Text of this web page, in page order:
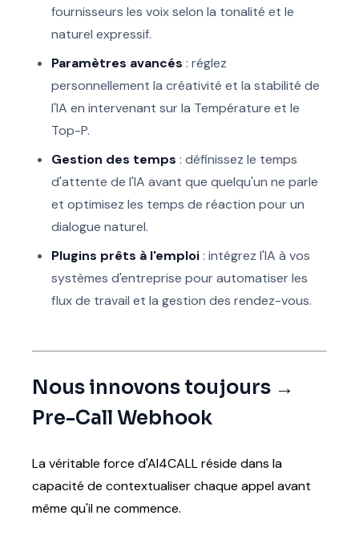
fournisseurs les voix selon la tonalité et le
naturel expressif.
Paramètres avancés : réglez
personnellement la créativité et la stabilité de
l'IA en intervenant sur la Température et le
Top-P.
Gestion des temps : définissez le temps
d'attente de l'IA avant que quelqu'un ne parle
et optimisez les temps de réaction pour un
dialogue naturel.
Plugins prêts à l'emploi: intégrez l'IA à vos
systèmes d'entreprise pour automatiser les
flux de travail et la gestion des rendez-vous.
Nous innovons toujours →
Pre-Call Webhook
La véritable force d'AI4CALL réside dans la
capacité de contextualiser chaque appel avant
même qu'il ne commence.